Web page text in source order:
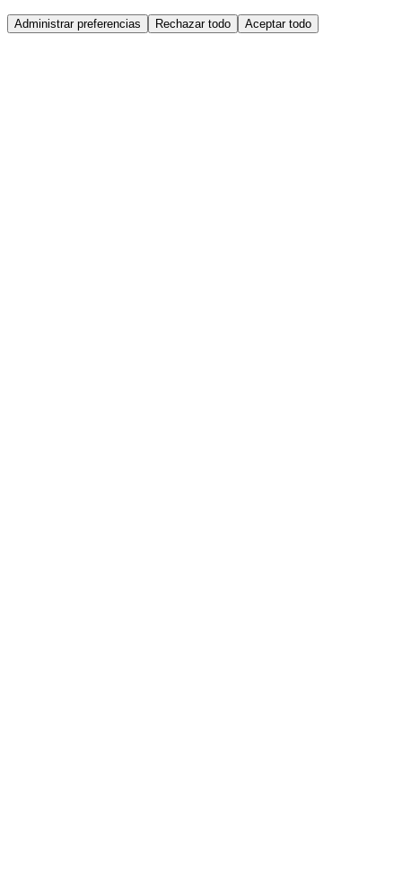
Administrar preferencias Rechazar todo Aceptar todo